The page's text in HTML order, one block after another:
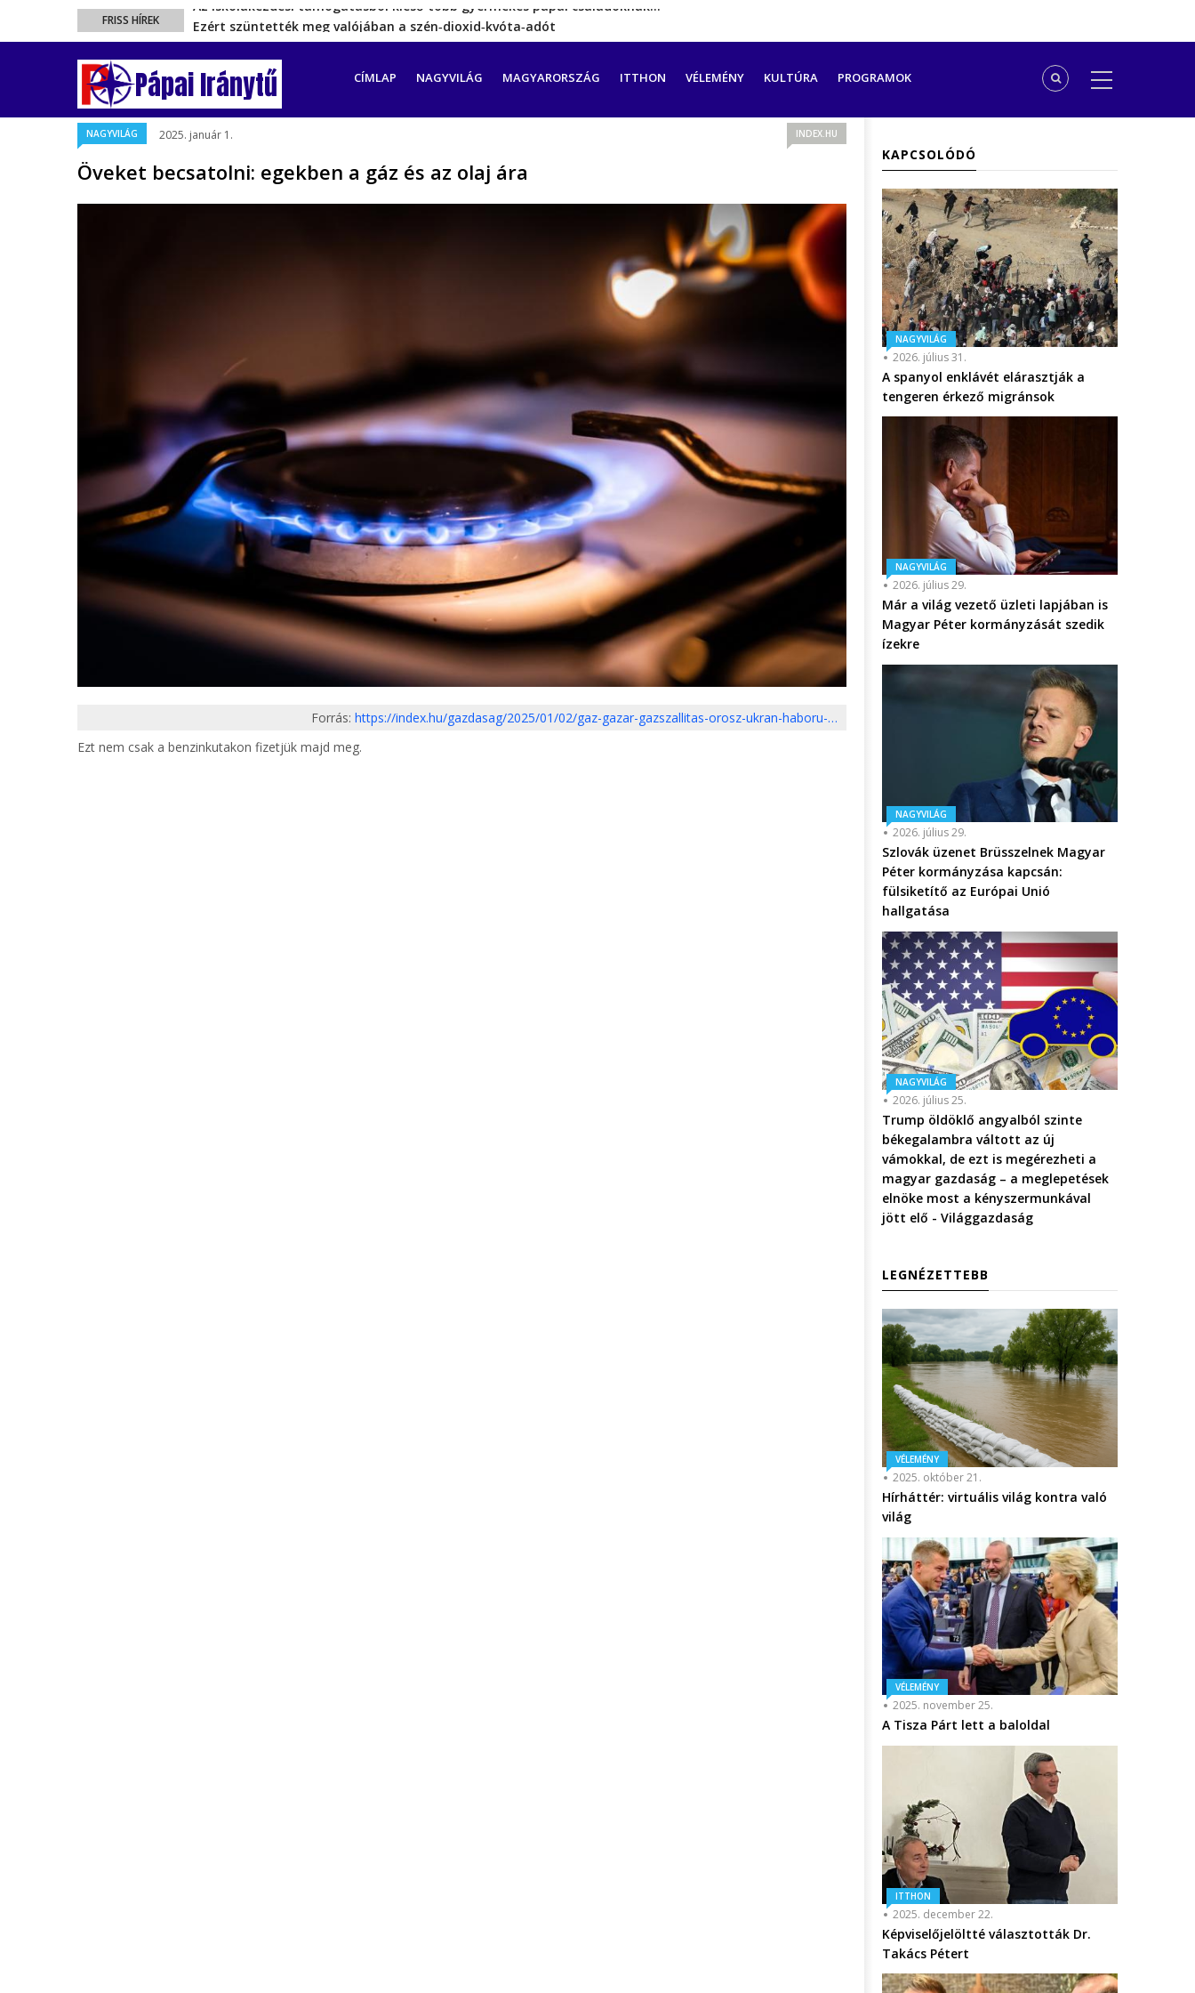
FRISS HÍREK
Ezért szüntették meg valójában a szén‑dioxid‑kvóta‑adót
Energiakrízis: Magyar Péter szerint még hetekig nem lehet…
A spanyol enklávét elárasztják a tengeren érkező migránsok
Rétvári Bence: Magyar Péter gőzerővel hátrál ki a tanároknak tett…
Az iskolakezdési támogatásból kieső több gyermekes pápai családoknak…
Pápai Iránytű
FŐ
CÍMLAP NAGYVILÁG MAGYARORSZÁG ITTHON VÉLEMÉNY KULTÚRA PROGRAMOK
NAGYVILÁG 2025. január 1. INDEX.HU
Öveket becsatolni: egekben a gáz és az olaj ára
Forrás: https://index.hu/gazdasag/2025/01/02/gaz-gazar-gazszallitas-orosz-ukran-haboru-…
Ezt nem csak a benzinkutakon fizetjük majd meg.
KAPCSOLÓDÓ
NAGYVILÁG
2026. július 31.
A spanyol enklávét elárasztják a
tengeren érkező migránsok
NAGYVILÁG
2026. július 29.
Már a világ vezető üzleti lapjában is
Magyar Péter kormányzását szedik
ízekre
NAGYVILÁG
2026. július 29.
Szlovák üzenet Brüsszelnek Magyar
Péter kormányzása kapcsán:
fülsiketítő az Európai Unió
hallgatása
NAGYVILÁG
2026. július 25.
Trump öldöklő angyalból szinte
békegalambra váltott az új
vámokkal, de ezt is megérezheti a
magyar gazdaság – a meglepetések
elnöke most a kényszermunkával
jött elő - Világgazdaság
LEGNÉZETTEBB
VÉLEMÉNY
2025. október 21.
Hírháttér: virtuális világ kontra való
világ
VÉLEMÉNY
2025. november 25.
A Tisza Párt lett a baloldal
ITTHON
2025. december 22.
Képviselőjelöltté választották Dr.
Takács Pétert